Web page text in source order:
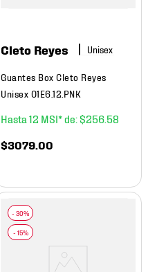
Cleto Reyes
Guantes Box Cleto Reyes
Unisex 01E6.12.PNK
12 $256 58
$3079 .00